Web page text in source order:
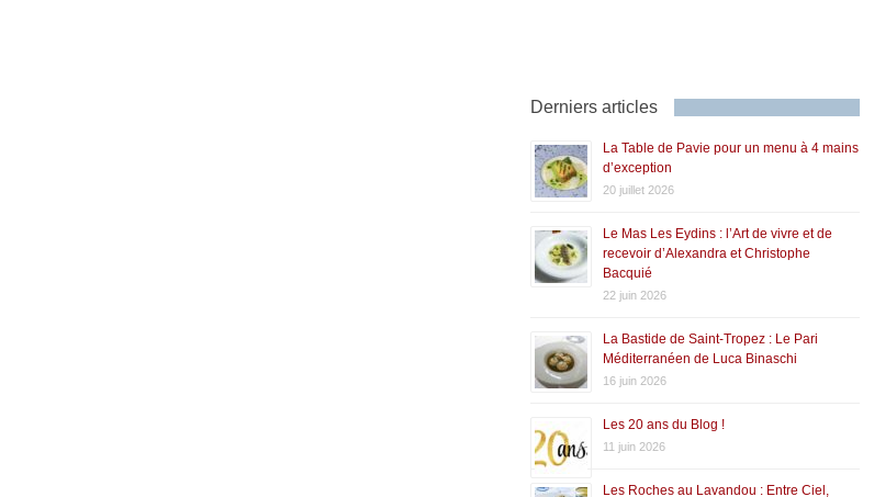
Derniers articles
La Table de Pavie pour un menu à 4 mains
d’exception
20 juillet 2026
Le Mas Les Eydins : l’Art de vivre et de
recevoir d’Alexandra et Christophe
Bacquié
22 juin 2026
La Bastide de Saint-Tropez : Le Pari
Méditerranéen de Luca Binaschi
16 juin 2026
Les 20 ans du Blog !
11 juin 2026
Les Roches au Lavandou : Entre Ciel,